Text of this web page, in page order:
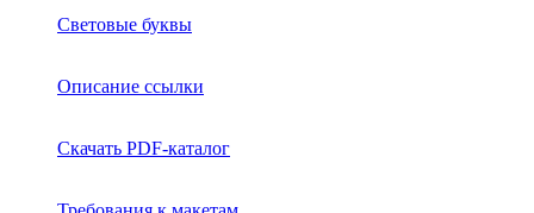
Световые буквы
Описание ссылки
Скачать PDF-каталог